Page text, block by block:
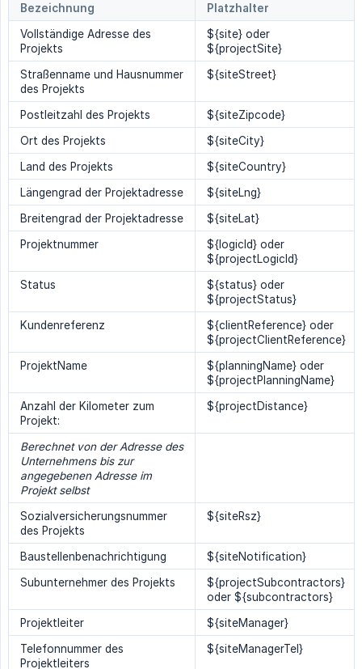
Bezeichnung
Platzhalter
Vollständige Adresse des
Projekts
${site} oder
${projectSite}
Straßenname und Hausnummer
des Projekts
${siteStreet}
Postleitzahl des Projekts
${siteZipcode}
Ort des Projekts
${siteCity}
Land des Projekts
${siteCountry}
Längengrad der Projektadresse
${siteLng}
Breitengrad der Projektadresse
${siteLat}
Projektnummer
${logicId} oder
${projectLogicId}
Status
${status} oder
${projectStatus}
Kundenreferenz
${clientReference} oder
${projectClientReference}
ProjektName
${planningName} oder
${projectPlanningName}
Anzahl der Kilometer zum
Projekt:
${projectDistance}
Berechnet von der Adresse des
Unternehmens bis zur
angegebenen Adresse im
Projekt selbst
Sozialversicherungsnummer
des Projekts
${siteRsz}
Baustellenbenachrichtigung
${siteNotification}
Subunternehmer des Projekts
${projectSubcontractors}
oder ${subcontractors}
Projektleiter
${siteManager}
Telefonnummer des
Projektleiters
${siteManagerTel}